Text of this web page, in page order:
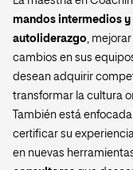
mandos intermedios
autoliderazgo ,
cambios en sus
desean adquirir
transformar la cultura
También está
certificar su experiencia,
en nuevas